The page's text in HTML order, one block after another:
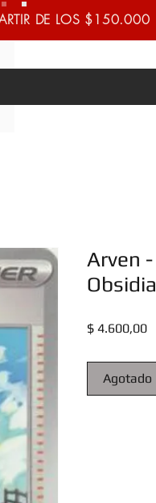
DE LOS $150.000
Arven
$ 4.600,00
Agotado